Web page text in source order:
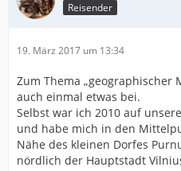
Reisender
19. März 2017 um 13:34
Zum Thema „geographischer
auch einmal etwas bei.
Selbst war ich 2010 auf
und habe mich in den
Nähe des kleinen Dorfes
nördlich der Hauptstadt